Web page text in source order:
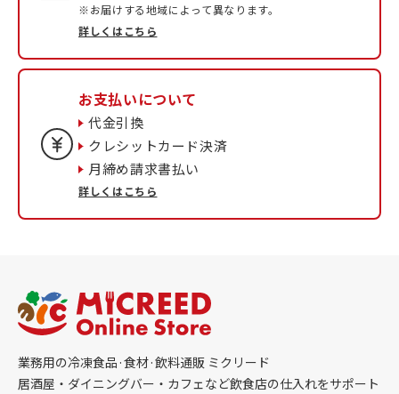
※お届けする地域によって異なります。
詳しくはこちら
お支払いについて
代金引換
クレシットカード決済
月締め請求書払い
詳しくはこちら
業務用の冷凍食品·食材·飲料通販 ミクリード
居酒屋・ダイニングバー・カフェなど飲食店の仕入れをサポート